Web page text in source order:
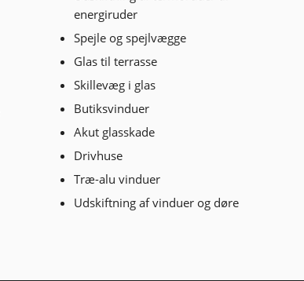
energiruder
Spejle og spejlvægge
Glas til terrasse
Skillevæg i glas
Butiksvinduer
Akut glasskade
Drivhuse
Træ-alu vinduer
Udskiftning af vinduer og døre